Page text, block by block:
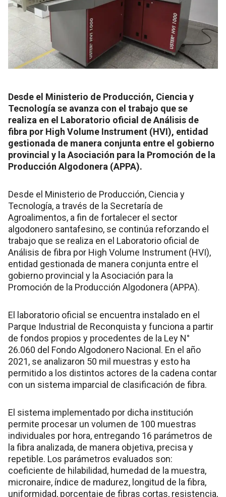
Desde el Ministerio de Producción, Ciencia y
Tecnología se avanza con el trabajo que se
realiza en el Laboratorio oficial de Análisis de
fibra por High Volume Instrument (HVI), entidad
gestionada de manera conjunta entre el gobierno
provincial y la Asociación para la Promoción de la
Producción Algodonera (APPA).
Desde el Ministerio de Producción, Ciencia y
Tecnología, a través de la Secretaría de
Agroalimentos, a fin de fortalecer el sector
algodonero santafesino, se continúa reforzando el
trabajo que se realiza en el Laboratorio oficial de
Análisis de fibra por High Volume Instrument (HVI),
entidad gestionada de manera conjunta entre el
gobierno provincial y la Asociación para la
Promoción de la Producción Algodonera (APPA).
El laboratorio oficial se encuentra instalado en el
Parque Industrial de Reconquista y funciona a partir
de fondos propios y procedentes de la Ley N°
26.060 del Fondo Algodonero Nacional. En el año
2021, se analizaron 50 mil muestras y esto ha
permitido a los distintos actores de la cadena contar
con un sistema imparcial de clasificación de fibra.
El sistema implementado por dicha institución
permite procesar un volumen de 100 muestras
individuales por hora, entregando 16 parámetros de
la fibra analizada, de manera objetiva, precisa y
repetible. Los parámetros evaluados son:
coeficiente de hilabilidad, humedad de la muestra,
micronaire, índice de madurez, longitud de la fibra,
uniformidad, porcentaje de fibras cortas, resistencia,